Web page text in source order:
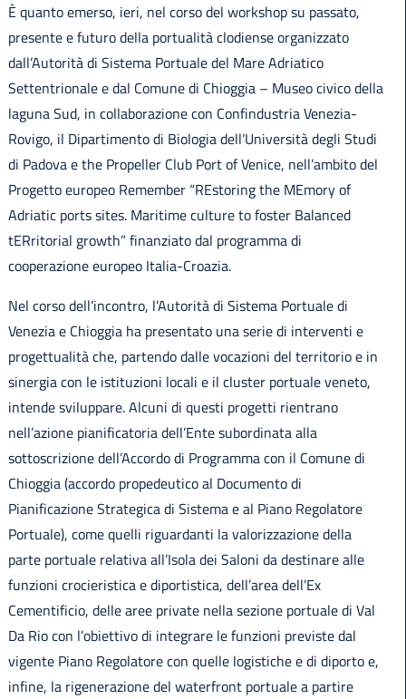
È quanto emerso, ieri, nel corso del workshop su passato,
presente e futuro della portualità clodiense organizzato
dall’Autorità di Sistema Portuale del Mare Adriatico
Settentrionale e dal Comune di Chioggia – Museo civico della
laguna Sud, in collaborazione con Confindustria Venezia-
Rovigo, il Dipartimento di Biologia dell’Università degli Studi
di Padova e the Propeller Club Port of Venice, nell’ambito del
Progetto europeo Remember “REstoring the MEmory of
Adriatic ports sites. Maritime culture to foster Balanced
tERritorial growth” finanziato dal programma di
cooperazione europeo Italia-Croazia.
Nel corso dell’incontro, l’Autorità di Sistema Portuale di
Venezia e Chioggia ha presentato una serie di interventi e
progettualità che, partendo dalle vocazioni del territorio e in
sinergia con le istituzioni locali e il cluster portuale veneto,
intende sviluppare. Alcuni di questi progetti rientrano
nell’azione pianificatoria dell’Ente subordinata alla
sottoscrizione dell’Accordo di Programma con il Comune di
Chioggia (accordo propedeutico al Documento di
Pianificazione Strategica di Sistema e al Piano Regolatore
Portuale), come quelli riguardanti la valorizzazione della
parte portuale relativa all’Isola dei Saloni da destinare alle
funzioni crocieristica e diportistica, dell’area dell’Ex
Cementificio, delle aree private nella sezione portuale di Val
Da Rio con l’obiettivo di integrare le funzioni previste dal
vigente Piano Regolatore con quelle logistiche e di diporto e,
infine, la rigenerazione del waterfront portuale a partire